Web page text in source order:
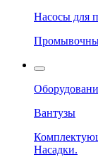
Насосы для
Вантузы
Насадки.